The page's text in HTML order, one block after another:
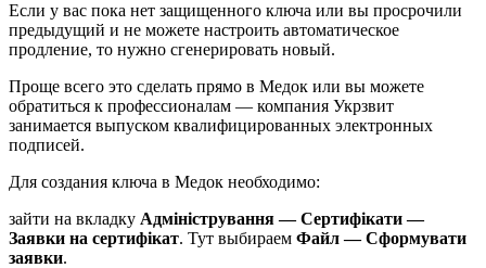
Если у вас пока нет защищенного ключа или вы просрочили
предыдущий и не можете настроить автоматическое
продление, то нужно сгенерировать новый.
Проще всего это сделать прямо в Медок или вы можете
обратиться к профессионалам — компания Укрзвит
занимается выпуском квалифицированных электронных
подписей.
Для создания ключа в Медок необходимо:
зайти на вкладку Адміністрування — Сертифікати —
Заявки на сертифікат. Тут выбираем Файл — Сформувати
заявки.